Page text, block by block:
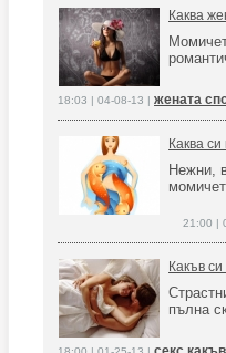
Каква
18:03 | 04-08-13 | жената
Каква
Нежни,
21:00 |
Какъв
пълна